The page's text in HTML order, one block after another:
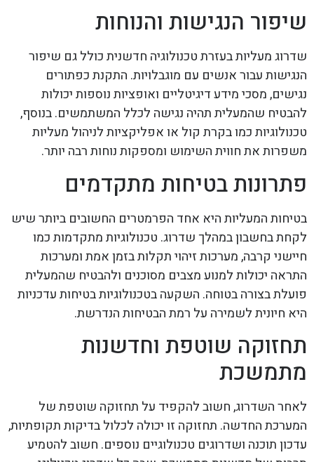
שיפור הנגישות והנוחות
שדרוג מעליות בעזרת טכנולוגיה חדשנית כולל גם שיפור
הנגישות עבור אנשים עם מוגבלויות. התקנת כפתורים
נגישים, מסכי מידע דיגיטליים ואופציות נוספות יכולות
להבטיח שהמעלית תהיה נגישה לכלל המשתמשים. בנוסף,
טכנולוגיות כמו בקרת קול או אפליקציות לניהול מעליות
משפרות את חווית השימוש ומספקות נוחות רבה יותר.
פתרונות בטיחות מתקדמים
בטיחות המעליות היא אחד הפרמטרים החשובים ביותר שיש
לקחת בחשבון במהלך שדרוג. טכנולוגיות מתקדמות כמו
חיישני קרבה, מערכות זיהוי תקלות בזמן אמת ומערכות
התראה יכולות למנוע מצבים מסוכנים ולהבטיח שהמעלית
פועלת בצורה בטוחה. השקעה בטכנולוגיות בטיחות עדכניות
היא חיונית לשמירה על רמת הבטיחות הנדרשת.
תחזוקה שוטפת וחדשנות
מתמשכת
לאחר השדרוג, חשוב להקפיד על תחזוקה שוטפת של
המערכת החדשה. תחזוקה זו יכולה לכלול בדיקות תקופתיות,
עדכון תוכנה ושדרוגים טכנולוגיים נוספים. חשוב להטמיע